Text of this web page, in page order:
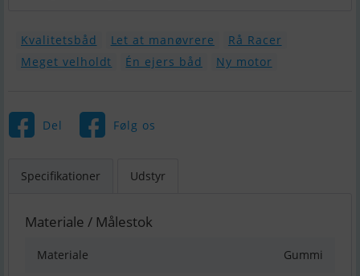
Kvalitetsbåd Let at manøvrere
Rå Racer
Meget velholdt
Én ejers båd Ny motor
Del Følg os
Specifikationer Udstyr
Materiale / Målestok
Materiale Gummi